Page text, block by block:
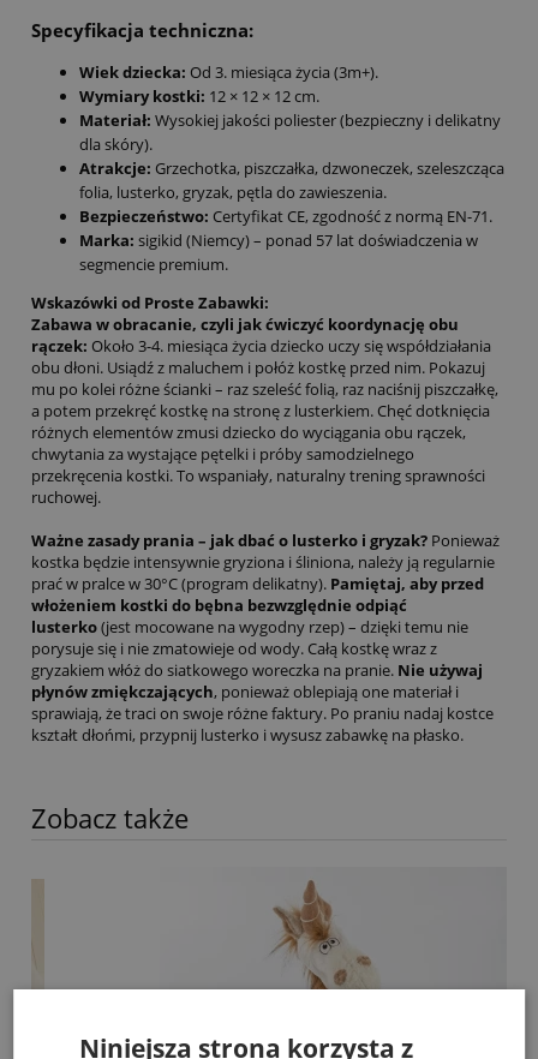
Specyfikacja techniczna:
Wiek dziecka: Od 3. miesiąca życia (3m+).
Wymiary kostki: 12 × 12 × 12 cm.
Materiał: Wysokiej jakości poliester (bezpieczny i delikatny
dla skóry).
Atrakcje: Grzechotka, piszczałka, dzwoneczek, szeleszcząca
folia, lusterko, gryzak, pętla do zawieszenia.
Bezpieczeństwo: Certyfikat CE, zgodność z normą EN-71.
Marka: sigikid (Niemcy) – ponad 57 lat doświadczenia w
segmencie premium.
Wskazówki od Proste Zabawki:
Zabawa w obracanie, czyli jak ćwiczyć koordynację obu
rączek: Około 3-4. miesiąca życia dziecko uczy się współdziałania
obu dłoni. Usiądź z maluchem i połóż kostkę przed nim. Pokazuj
mu po kolei różne ścianki – raz szeleść folią, raz naciśnij piszczałkę,
a potem przekręć kostkę na stronę z lusterkiem. Chęć dotknięcia
różnych elementów zmusi dziecko do wyciągania obu rączek,
chwytania za wystające pętelki i próby samodzielnego
przekręcenia kostki. To wspaniały, naturalny trening sprawności
ruchowej.
Ważne zasady prania – jak dbać o lusterko i gryzak? Ponieważ
kostka będzie intensywnie gryziona i śliniona, należy ją regularnie
prać w pralce w 30°C (program delikatny). Pamiętaj, aby przed
włożeniem kostki do bębna bezwzględnie odpiąć
lusterko(jest mocowane na wygodny rzep) – dzięki temu nie
porysuje się i nie zmatowieje od wody. Całą kostkę wraz z
gryzakiem włóż do siatkowego woreczka na pranie. Nie używaj
płynów zmiękczających, ponieważ oblepiają one materiał i
sprawiają, że traci on swoje różne faktury. Po praniu nadaj kostce
kształt dłońmi, przypnij lusterko i wysusz zabawkę na płasko.
Zobacz także
Niniejsza strona korzysta z